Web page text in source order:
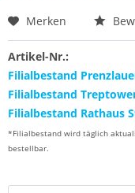
Merken
Artikel-Nr.:
Filialbestand
Filialbestand
Filialbestand Rathaus
*Filialbestand wird täglich
bestellbar.